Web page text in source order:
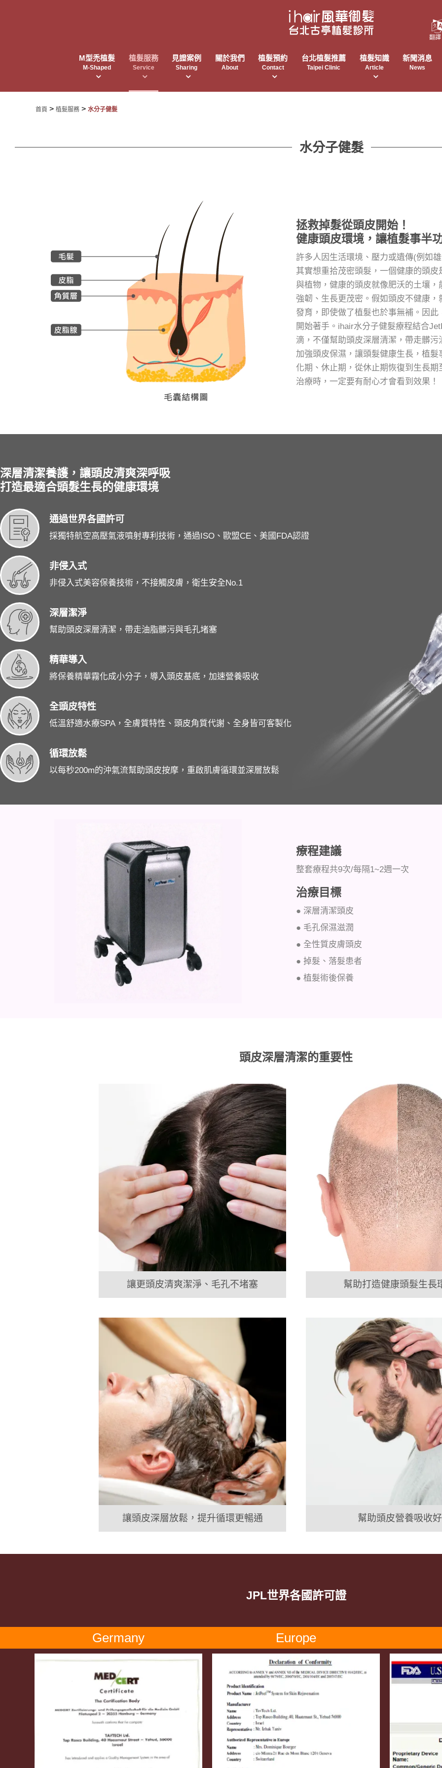
翻譯
M型禿植髮
M-Shaped
植髮服務
Service
見證案例
Sharing
關於我們
About
植髮預約
Contact
台北植髮推薦
Taipei Clinic
植髮知識
Article
新聞消息
News
首頁 > 植髮服務 > 水分子健髮
水分子健髮
拯救掉髮從頭皮開始！
健康頭皮環境，讓植髮事半
許多人因生活環境、壓力或遺傳(例如
其實想重拾茂密頭髮，一個健康的頭
與植物，健康的頭皮就像肥沃的土壤
強韌、生長更茂密。假如頭皮不健康
發育，即使做了植髮也於事無補。因
開始著手。ihair水分子健髮療程結合
滴，不僅幫助頭皮深層清潔，帶走髒
加強頭皮保濕，讓頭髮健康生長，植
化期、休止期，從休止期恢復到生長
治療時，一定要有耐心才會看到效果！
深層清潔養護，讓頭皮清爽深呼吸
打造最適合頭髮生長的健康環境
通過世界各國許可
採獨特航空高壓氣液噴射專利技術，通過ISO、歐盟CE、美國FDA認證
非侵入式
非侵入式美容保養技術，不接觸皮膚，衛生安全No.1
深層潔淨
幫助頭皮深層清潔，帶走油脂髒污與毛孔堵塞
精華導入
將保養精華霧化成小分子，導入頭皮基底，加速營養吸收
全頭皮特性
低溫舒適水療SPA，全膚質特性、頭皮角質代謝、全身皆可客製化
循環放鬆
以每秒200m的沖氣流幫助頭皮按摩，重啟肌膚循環並深層放鬆
療程建議
整套療程共9次/每隔1~2週一次
治療目標
● 深層清潔頭皮
● 毛孔保濕滋潤
● 全性質皮膚頭皮
● 掉髮、落髮患者
● 植髮術後保養
頭皮深層清潔的重要性
讓更頭皮清爽潔淨、毛孔不堵塞 幫助打造健康頭髮生長
讓頭皮深層放鬆，提升循環更暢通 幫助頭皮營養吸收好
JPL世界各國許可證
Germany Europe